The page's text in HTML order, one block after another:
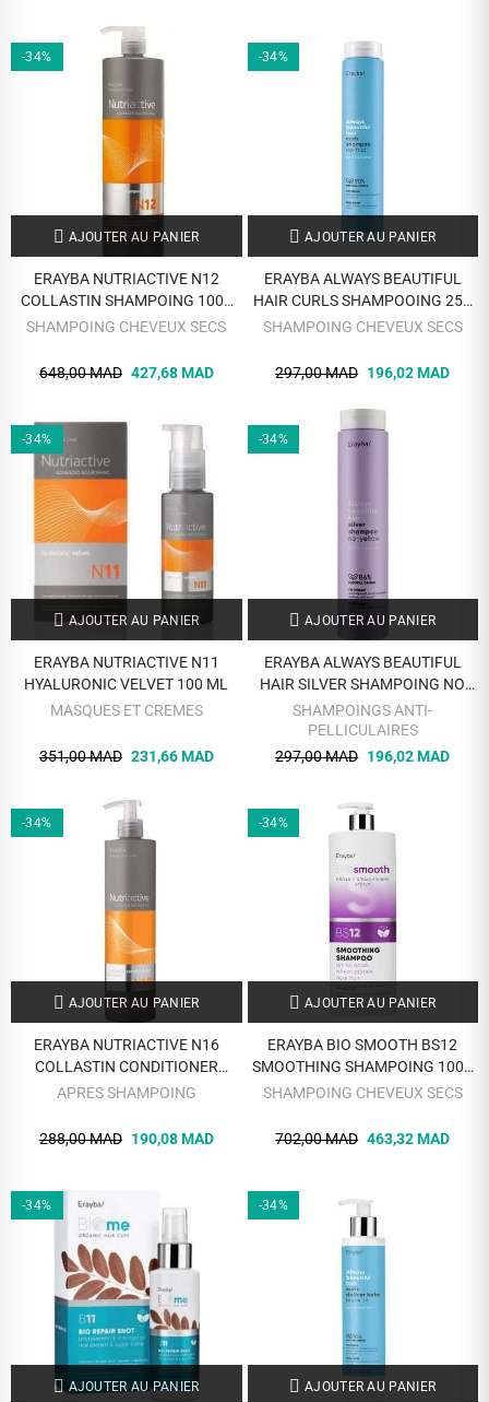
-34%
AJOUTER AU PANIER
ERAYBA NUTRIACTIVE N12
COLLASTIN SHAMPOING 1000
ML
SHAMPOING CHEVEUX SECS
648,00 MAD 427,68 MAD
-34%
AJOUTER AU PANIER
ERAYBA ALWAYS BEAUTIFUL
HAIR CURLS SHAMPOOING 250
ML
SHAMPOING CHEVEUX SECS
297,00 MAD 196,02 MAD
-34%
AJOUTER AU PANIER
ERAYBA NUTRIACTIVE N11
HYALURONIC VELVET 100 ML
MASQUES ET CREMES
351,00 MAD 231,66 MAD
-34%
AJOUTER AU PANIER
ERAYBA ALWAYS BEAUTIFUL
HAIR SILVER SHAMPOING NO
YELLOW 250 ML
SHAMPOINGS ANTI-
PELLICULAIRES
297,00 MAD 196,02 MAD
-34%
AJOUTER AU PANIER
ERAYBA NUTRIACTIVE N16
COLLASTIN CONDITIONER
INTENSE 250 ML
APRES SHAMPOING
288,00 MAD 190,08 MAD
-34%
AJOUTER AU PANIER
ERAYBA BIO SMOOTH BS12
SMOOTHING SHAMPOING 1000
ML
SHAMPOING CHEVEUX SECS
702,00 MAD 463,32 MAD
-34%
AJOUTER AU PANIER
-34%
AJOUTER AU PANIER